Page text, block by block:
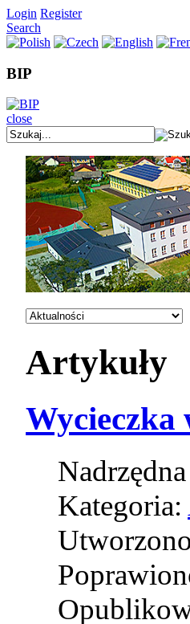
Login Register
Search
BIP
close
Artykuły
Wycieczka
Kategoria: